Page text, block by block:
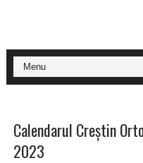
Calendarul Creștin
2023